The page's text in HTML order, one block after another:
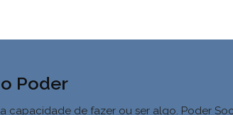
Poder
capacidade de fazer ou ser algo. Poder